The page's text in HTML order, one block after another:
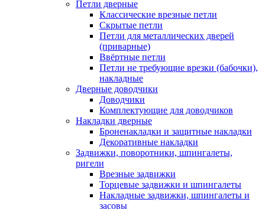
Петли дверные
Классические врезные петли
Скрытые петли
Петли для металлических дверей
(приварные)
Ввёртные петли
Петли не требующие врезки (бабочки),
накладные
Дверные доводчики
Доводчики
Комплектующие для доводчиков
Накладки дверные
Броненакладки и защитные накладки
Декоративные накладки
Задвижки, поворотники, шпингалеты,
ригели
Врезные задвижки
Торцевые задвижки и шпингалеты
Накладные задвижки, шпингалеты и
засовы